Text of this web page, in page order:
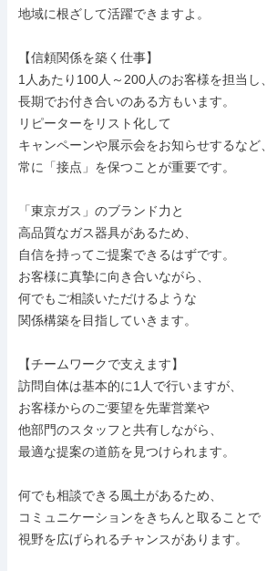
地域に根ざして活躍できますよ。
【信頼関係を築く仕事】
1人あたり100人～200人のお客様を担当し、
長期でお付き合いのある方もいます。
リピーターをリスト化して
キャンペーンや展示会をお知らせするなど、
常に「接点」を保つことが重要です。
「東京ガス」のブランド力と
高品質なガス器具があるため、
自信を持ってご提案できるはずです。
お客様に真摯に向き合いながら、
何でもご相談いただけるような
関係構築を目指していきます。
【チームワークで支えます】
訪問自体は基本的に1人で行いますが、
お客様からのご要望を先輩営業や
他部門のスタッフと共有しながら、
最適な提案の道筋を見つけられます。
何でも相談できる風土があるため、
コミュニケーションをきちんと取ることで
視野を広げられるチャンスがあります。